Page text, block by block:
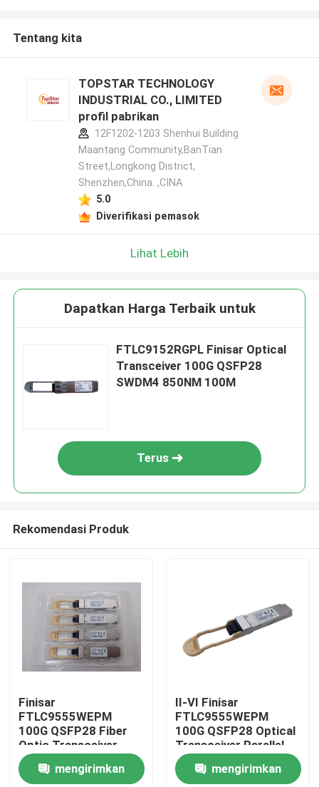
Produk
Tentang kami
Tentang kita
TOPSTAR TECHNOLOGY
INDUSTRIAL CO., LIMITED
profil pabrikan
12F1202-1203 Shenhui Building
Maantang Community,BanTian
Street,Longkong District,
Shenzhen,China. ,CINA
5.0
Diverifikasi pemasok
Lihat Lebih
Dapatkan Harga Terbaik untuk
FTLC9152RGPL Finisar Optical
Transceiver 100G QSFP28
SWDM4 850NM 100M
Terus
Rekomendasi Produk
Finisar
FTLC9555WEPM
100G QSFP28 Fiber
Optic Transceiver
100M MMF CPRI
100Gb Ethernet Wired
mengirimkan
II-VI Finisar
FTLC9555WEPM
100G QSFP28 Optical
Transceiver Parallel
MMF 100M CPRI Hot
Pluggable Port DC 5V
mengirimkan